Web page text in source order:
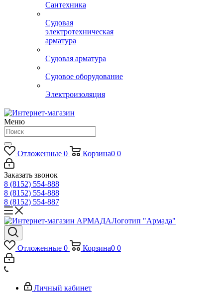
Сантехника
Судовая
электротехническая
арматура
Судовая арматура
Судовое оборудование
Электроизоляция
Меню
Отложенные 0 Корзина0 0
Заказать звонок
8 (8152) 554-888
8 (8152) 554-888
8 (8152) 554-887
Логотип "Армада"
Отложенные 0 Корзина0 0
Личный кабинет